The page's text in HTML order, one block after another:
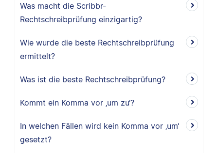
Was macht die Scribbr-
Rechtschreibprüfung einzigartig?
Wie wurde die beste Rechtschreibprüfung
ermittelt?
Was ist die beste Rechtschreibprüfung?
Kommt ein Komma vor ‚um zu‘?
In welchen Fällen wird kein Komma vor ‚um‘
gesetzt?